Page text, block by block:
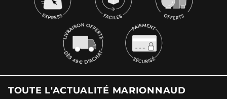
TOUTE L'ACTUALITÉ MARIONNAUD